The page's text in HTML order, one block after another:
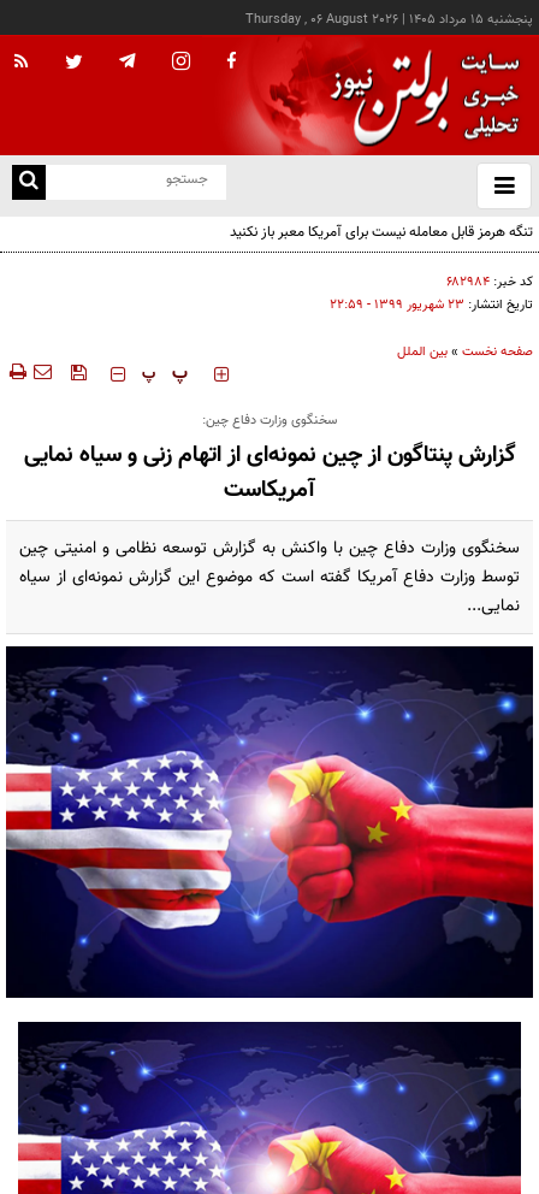
پنجشنبه ۱۵ مرداد ۱۴۰۵ |
Thursday , 06 August 2026
باز
و
تنگه هرمز قابل معامله نیست برای آمریکا معبر باز نکنید
کد خبر: ۶۸۲۹۸۴
تاریخ انتشار: ۲۳ شهريور ۱۳۹۹ - ۲۲:۵۹
صفحه نخست »بین الملل
‍‍‍ پ پ
سخنگوی وزارت دفاع چین:
گزارش پنتاگون از چین نمونه‌ای از اتهام زنی و سیاه نمایی
آمریکاست
سخنگوی وزارت دفاع چین با واکنش به گزارش توسعه نظامی و امنیتی چین
توسط وزارت دفاع آمریکا گفته است که موضوع این گزارش نمونه‌ای از سیاه
نمایی...